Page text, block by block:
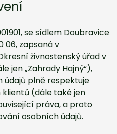
se sídlem Doubravice
06, zapsaná v
živnostenský úřad v
jen „Zahrady Hajný“),
údajů plně respektuje
(dále také jen
práva, a proto
osobních údajů.